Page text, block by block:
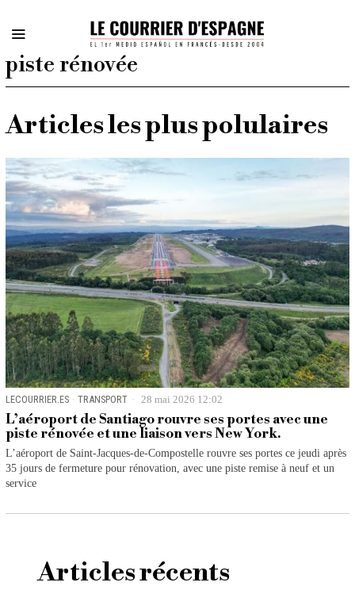
piste rénovée
Articles les plus polulaires
LECOURRIER.ES · TRANSPORT 28 mai 2026 12:02
L’aéroport de Santiago rouvre ses portes avec une
piste rénovée et une liaison vers New York.
L’aéroport de Saint-Jacques-de-Compostelle rouvre ses portes ce jeudi après
35 jours de fermeture pour rénovation, avec une piste remise à neuf et un
service
Articles récents